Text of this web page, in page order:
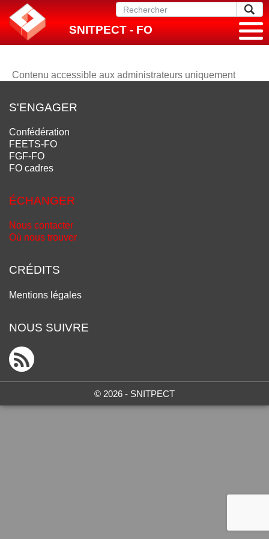
SNITPECT - FO
Contenu accessible aux administrateurs uniquement
S'ENGAGER
Confédération
FEETS-FO
FGF-FO
FO cadres
ÉCHANGER
Nous contacter
Où nous trouver
CRÉDITS
Mentions légales
NOUS SUIVRE
© 2026 - SNITPECT